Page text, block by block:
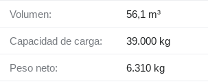
Volumen: 56,1 m³
Capacidad de carga: 39.000 kg
Peso neto: 6.310 kg